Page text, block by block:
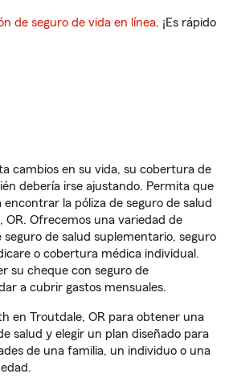
de seguro de vida en línea. ¡Es rápido
cambios en su vida, su cobertura de
debería irse ajustando. Permita que
la póliza de seguro de salud
OR. Ofrecemos una variedad de
seguro de salud suplementario, seguro
o cobertura médica individual.
su cheque con seguro de
a cubrir gastos mensuales.
en Troutdale, OR para obtener una
salud y elegir un plan diseñado para
de una familia, un individuo o una